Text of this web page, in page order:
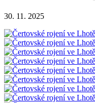
30. 11. 2025